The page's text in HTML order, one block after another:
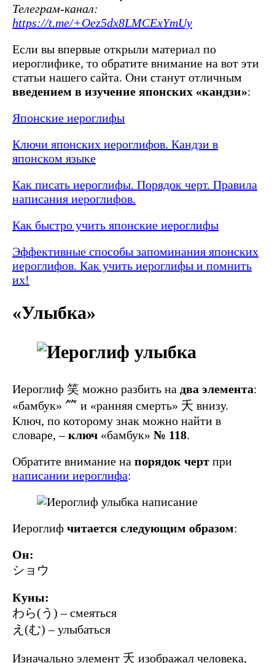
Телеграм-канал:
https://t.me/+Oez5dx8LMCExYmUy
Если вы впервые открыли материал по
иероглифике, то обратите внимание на вот эти
статьи нашего сайта. Они станут отличным
введением в изучение японских «кандзи»:
Японские иероглифы
Ключи японских иероглифов. Кандзи в
японском языке
Как писать иероглифы. Порядок черт. Правила
написания иероглифов.
Как быстро учить японские иероглифы
Эффективные способы запоминания японских
иероглифов. Как учить иероглифы и помнить
их!
«Улыбка»
Иероглиф 笑 можно разбить на два элемента:
«бамбук» ⺮ и «ранняя смерть» 夭 внизу.
Ключ, по которому знак можно найти в
словаре, –ключ «бамбук» № 118.
Обратите внимание на порядок черт при
написании иероглифа:
Иероглиф читается следующим образом:
Он:
ショウ
Куны:
わら(う) – смеяться
え(む) – улыбаться
Изначально элемент 夭 изображал человека,